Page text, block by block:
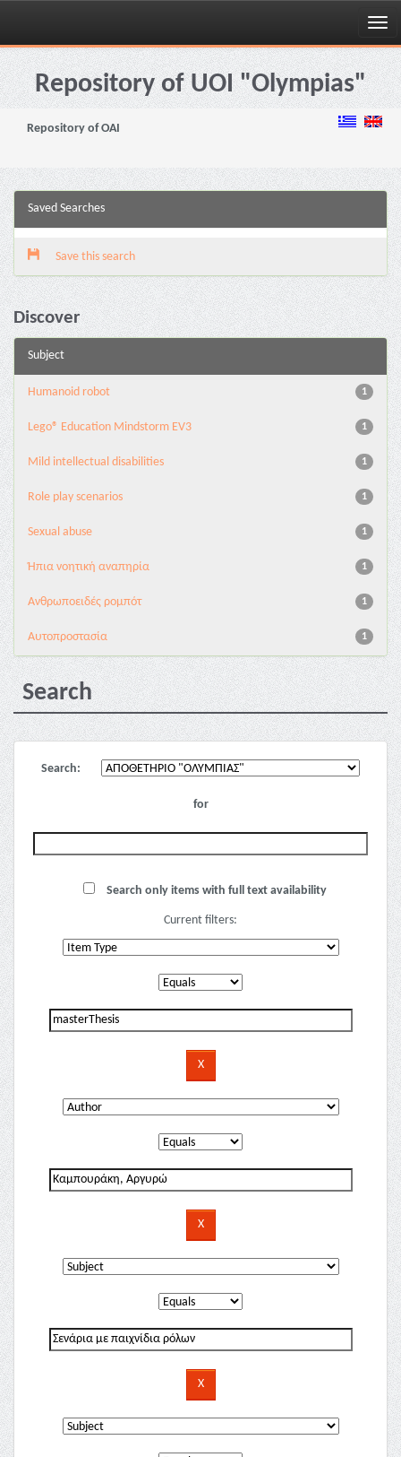
Skip
navigationRepository of UOI "Olympias"
Repository of OAI
Saved Searches
Save this search
Discover
Subject
1
Humanoid robot
1
Lego® Education Mindstorm EV3
1
Mild intellectual disabilities
1
Role play scenarios
1
Sexual abuse
1
Ήπια νοητική αναπηρία
1
Ανθρωποειδές ρομπότ
1
Αυτοπροστασία
Search
Search:
for
Search only items with full text availability
Current filters: